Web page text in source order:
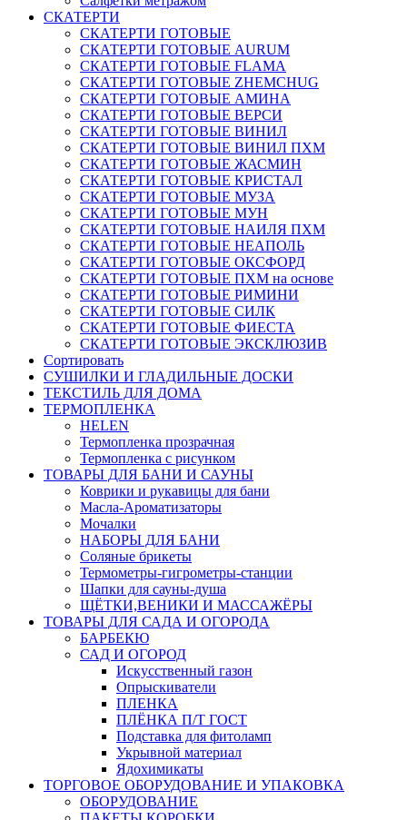
СКАТЕРТИ
СКАТЕРТИ ГОТОВЫЕ
СКАТЕРТИ ГОТОВЫЕ AURUM
СКАТЕРТИ ГОТОВЫЕ FLAMA
СКАТЕРТИ ГОТОВЫЕ ZHEMCHUG
СКАТЕРТИ ГОТОВЫЕ АМИНА
СКАТЕРТИ ГОТОВЫЕ ВЕРСИ
СКАТЕРТИ ГОТОВЫЕ ВИНИЛ
СКАТЕРТИ ГОТОВЫЕ ВИНИЛ ПХМ
СКАТЕРТИ ГОТОВЫЕ ЖАСМИН
СКАТЕРТИ ГОТОВЫЕ КРИСТАЛ
СКАТЕРТИ ГОТОВЫЕ МУЗА
СКАТЕРТИ ГОТОВЫЕ МУН
СКАТЕРТИ ГОТОВЫЕ НАИЛЯ ПХМ
СКАТЕРТИ ГОТОВЫЕ НЕАПОЛЬ
СКАТЕРТИ ГОТОВЫЕ ОКСФОРД
СКАТЕРТИ ГОТОВЫЕ ПХМ на основе
СКАТЕРТИ ГОТОВЫЕ РИМИНИ
СКАТЕРТИ ГОТОВЫЕ СИЛК
СКАТЕРТИ ГОТОВЫЕ ФИЕСТА
СКАТЕРТИ ГОТОВЫЕ ЭКСКЛЮЗИВ
Сортировать
СУШИЛКИ И ГЛАДИЛЬНЫЕ ДОСКИ
ТЕКСТИЛЬ ДЛЯ ДОМА
ТЕРМОПЛЕНКА
HELEN
Термопленка прозрачная
Термопленка с рисунком
ТОВАРЫ ДЛЯ БАНИ И САУНЫ
Коврики и рукавицы для бани
Масла-Aроматизаторы
Мочалки
НАБОРЫ ДЛЯ БАНИ
Соляные брикеты
Термометры-гигрометры-станции
Шапки для сауны-душа
ЩЁТКИ,ВЕНИКИ И МАССАЖЁРЫ
ТОВАРЫ ДЛЯ САДА И ОГОРОДА
БАРБЕКЮ
САД И ОГОРОД
Искусственный газон
Опрыскиватели
ПЛЕНКА
ПЛЁНКА П/Т ГОСТ
Подставка для фитоламп
Укрывной материал
Ядохимикаты
ТОРГОВОЕ ОБОРУДОВАНИЕ И УПАКОВКА
ОБОРУДОВАНИЕ